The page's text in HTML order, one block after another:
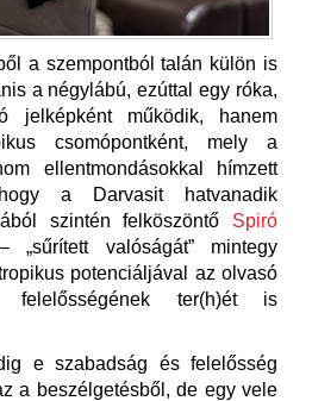
a szempontból talán külön is
a négylábú, ezúttal egy róka,
jelképként működik, hanem
csomópontként, mely a
ellentmondásokkal hímzett
a Darvasit hatvanadik
szintén felköszöntő Spiró
valóságát” mintegy
potenciáljával az olvasó
felelősségének ter(h)ét is
e szabadság és felelősség
a beszélgetésből, de egy vele